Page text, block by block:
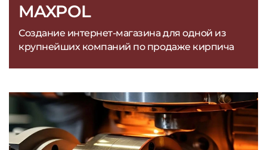
MAXPOL
Создание интернет-магазина для одной из
крупнейших компаний по продаже кирпича